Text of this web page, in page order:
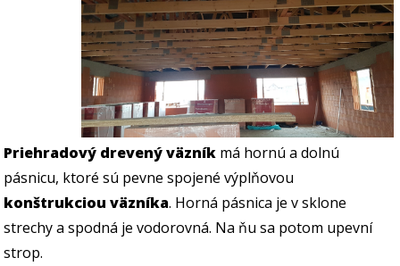
Priehradový drevený väzník má hornú a dolnú
pásnicu, ktoré sú pevne spojené výplňovou
konštrukciou väzníka. Horná pásnica je v sklone
strechy a spodná je vodorovná. Na ňu sa potom upevní
strop.